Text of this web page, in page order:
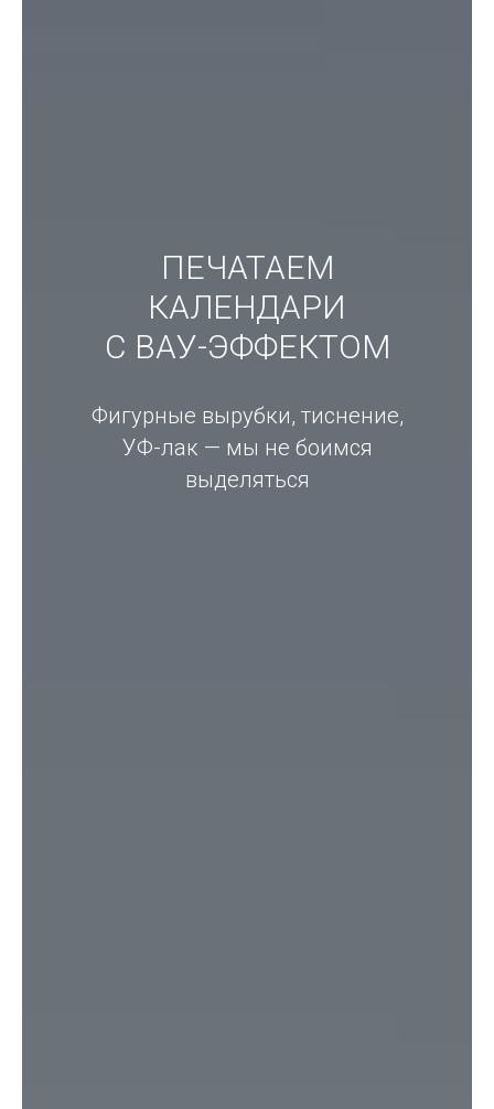
ПЕЧАТАЕМ
КАЛЕНДАРИ
С ВАУ-ЭФФЕКТОМ
Фигурные вырубки, тиснение,
УФ-лак — мы не боимся
выделяться